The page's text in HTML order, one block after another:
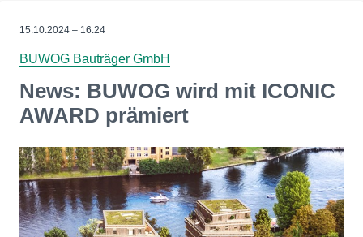
15.10.2024 – 16:24
BUWOG Bauträger GmbH
News: BUWOG wird mit ICONIC
AWARD prämiert